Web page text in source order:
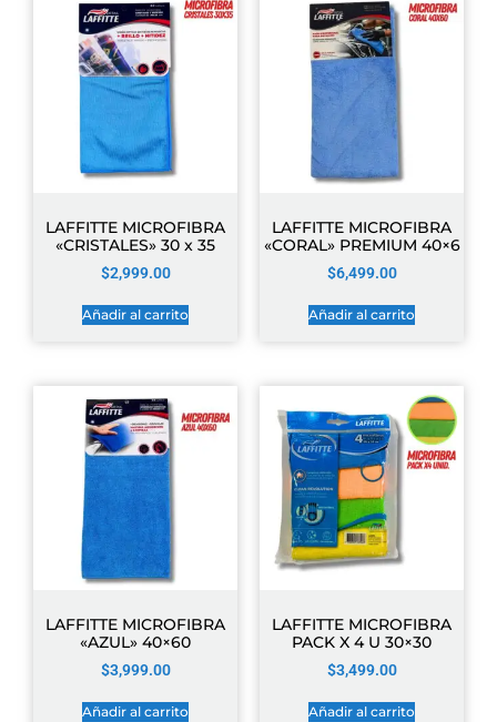
LAFFITTE MICROFIBRA
«CRISTALES» 30 x 35
$2,999.00
Añadir al carrito
LAFFITTE MICROFIBRA
«CORAL» PREMIUM 40×6
$6,499.00
Añadir al carrito
LAFFITTE MICROFIBRA
«AZUL» 40×60
$3,999.00
Añadir al carrito
LAFFITTE MICROFIBRA
PACK X 4 U 30×30
$3,499.00
Añadir al carrito